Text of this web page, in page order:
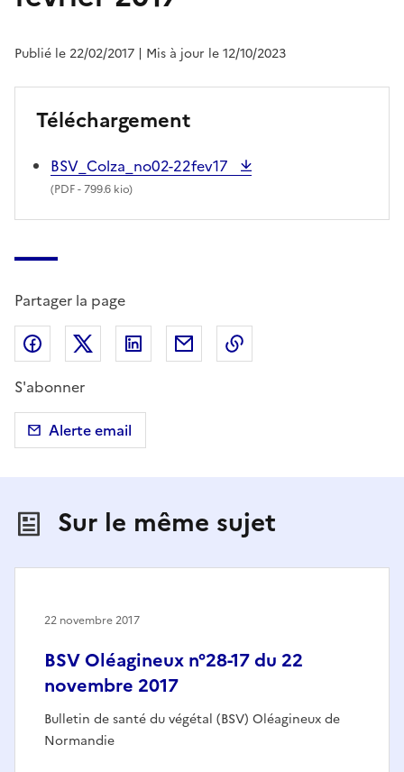
Publié le 22/02/2017 | Mis à jour le 12/10/2023
Téléchargement
BSV_Colza_no02-22fev17
(PDF- 799.6 kio)
Partager la page
Partager sur Facebook
Partager sur X (anciennement Twitter)
Partager sur LinkedIn
Partager par email
S'abonner
Alerte email
Sur le même sujet
BSV Oléagineux n°28-17 du 22
novembre 2017
Bulletin de santé du végétal (BSV) Oléagineux de
Normandie
22 novembre 2017